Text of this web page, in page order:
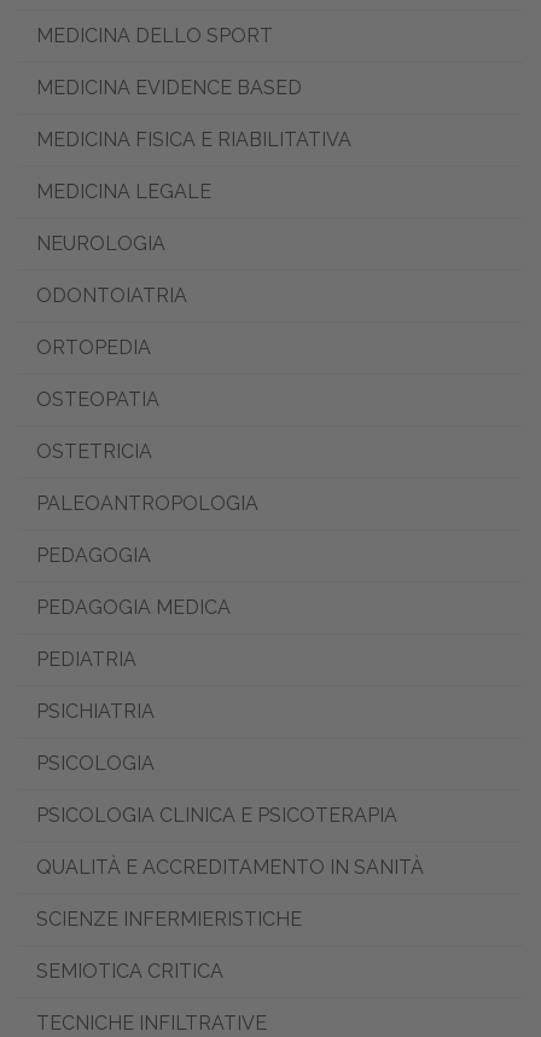
MEDICINA DELLO SPORT
MEDICINA EVIDENCE BASED
MEDICINA FISICA E RIABILITATIVA
MEDICINA LEGALE
NEUROLOGIA
ODONTOIATRIA
ORTOPEDIA
OSTEOPATIA
OSTETRICIA
PALEOANTROPOLOGIA
PEDAGOGIA
PEDAGOGIA MEDICA
PEDIATRIA
PSICHIATRIA
PSICOLOGIA
PSICOLOGIA CLINICA E PSICOTERAPIA
QUALITÀ E ACCREDITAMENTO IN SANITÀ
SCIENZE INFERMIERISTICHE
SEMIOTICA CRITICA
TECNICHE INFILTRATIVE